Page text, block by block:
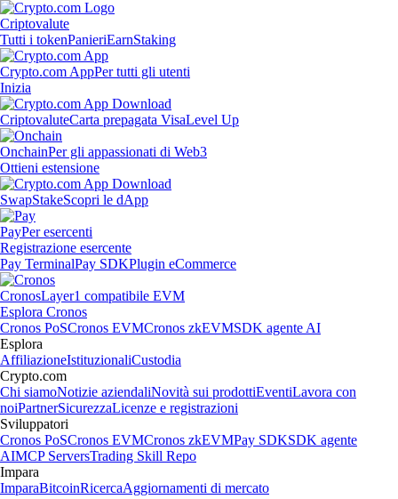
Criptovalute
Tutti i tokenPanieriEarnStaking
Crypto.com AppPer tutti gli utenti
Inizia
CriptovaluteCarta prepagata VisaLevel Up
OnchainPer gli appassionati di Web3
Ottieni estensione
SwapStakeScopri le dApp
PayPer esercenti
Registrazione esercente
Pay TerminalPay SDKPlugin eCommerce
CronosLayer1 compatibile EVM
Esplora Cronos
Cronos PoSCronos EVMCronos zkEVMSDK agente AI
Esplora
AffiliazioneIstituzionaliCustodia
Crypto.com
Chi siamoNotizie aziendaliNovità sui prodottiEventiLavora con
noiPartnerSicurezzaLicenze e registrazioni
Sviluppatori
Cronos PoSCronos EVMCronos zkEVMPay SDKSDK agente
AIMCP ServersTrading Skill Repo
Impara
ImparaBitcoinRicercaAggiornamenti di mercato